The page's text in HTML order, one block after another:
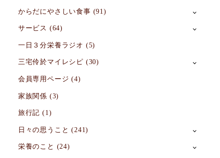
からだにやさしい食事 (91)
サービス (64)
一日３分栄養ラジオ (5)
三宅伶於マイレシピ (30)
会員専用ページ (4)
家族関係 (3)
旅行記 (1)
日々の思うこと (241)
栄養のこと (24)